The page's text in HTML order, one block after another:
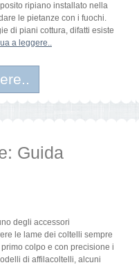
ripiano installato nella
le pietanze con i fuochi.
di piani cottura, difatti esiste
a leggere..
Guida
degli accessori
le lame dei coltelli sempre
colpo e con precisione i
di affilacoltelli, alcuni